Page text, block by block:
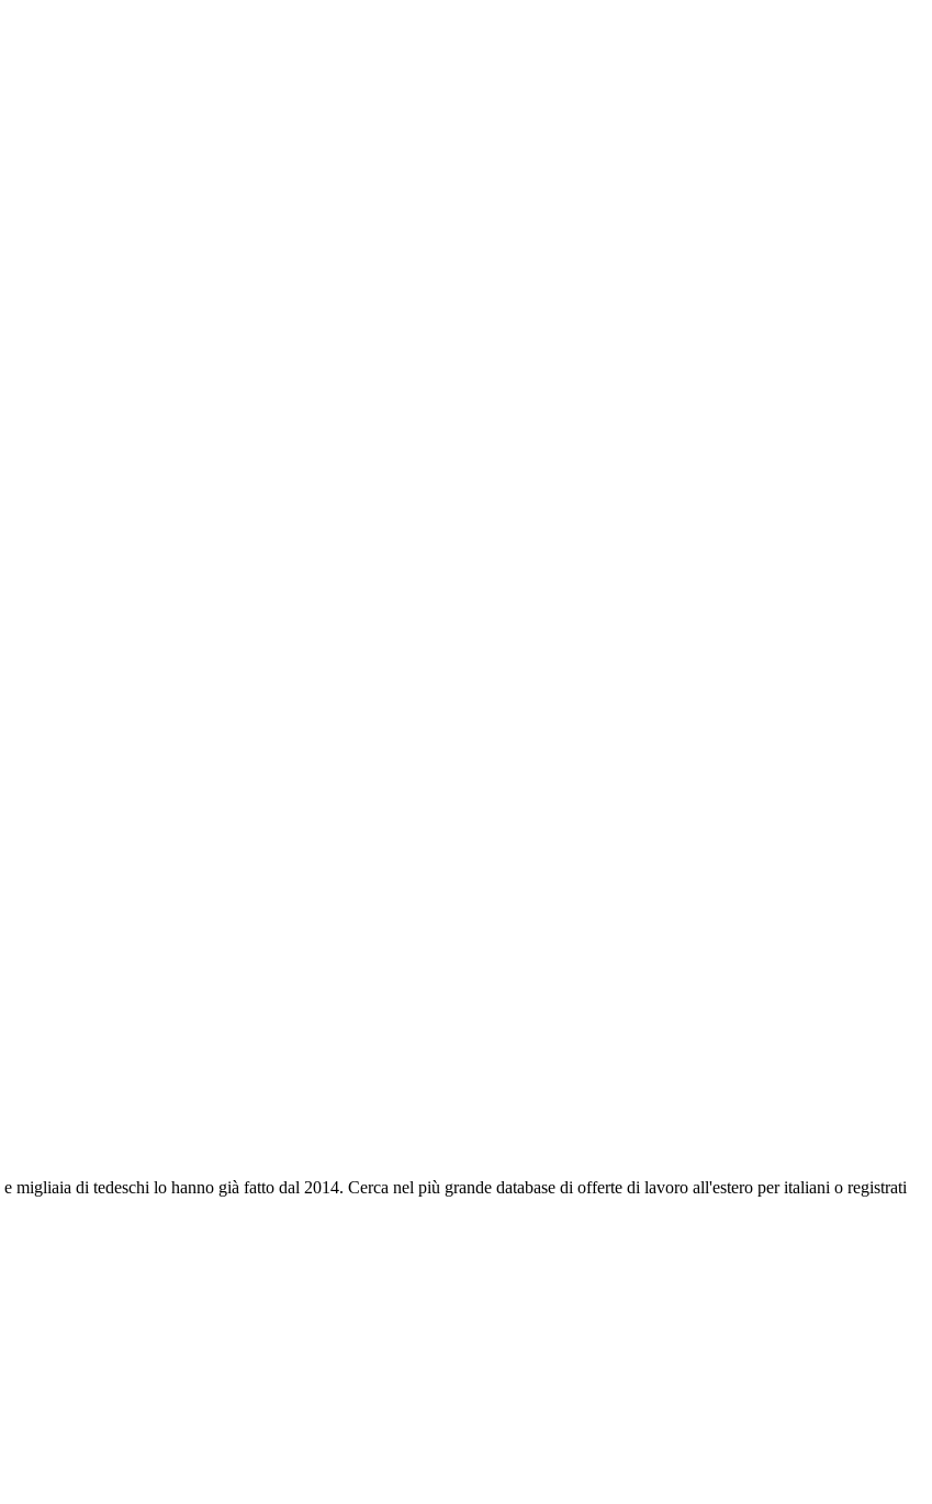
di tedeschi lo hanno già fatto dal 2014. Cerca nel più grande database di offerte di lavoro all'estero per italiani o registrati